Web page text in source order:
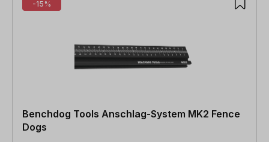
-15%
Benchdog Tools Anschlag-System MK2 Fence
Dogs